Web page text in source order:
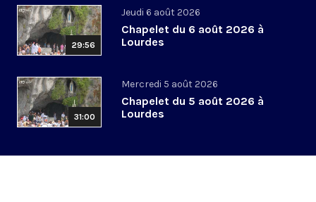
29:56
Jeudi 6 août 2026
Chapelet du 6 août 2026 à
Lourdes
31:00
Mercredi 5 août 2026
Chapelet du 5 août 2026 à
Lourdes